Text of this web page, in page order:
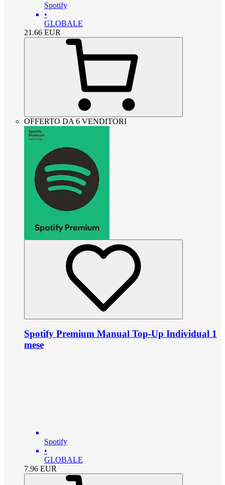
Spotify
•
GLOBALE
21.66 EUR
OFFERTO DA 6 VENDITORI
Spotify Premium Manual Top-Up Individual 1
mese
Spotify
•
GLOBALE
7.96 EUR